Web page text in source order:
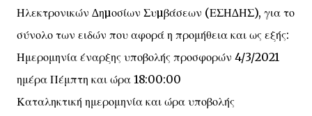
Ηλεκτρονικών ∆ηµοσίων Συµβάσεων (ΕΣΗ∆ΗΣ), για το
σύνολο των ειδών που αφορά η προμήθεια και ως εξής:
Ημερομηνία έναρξης υποβολής προσφορών 4/3/2021
ημέρα Πέμπτη και ώρα 18:00:00
Καταληκτική ημερομηνία και ώρα υποβολής